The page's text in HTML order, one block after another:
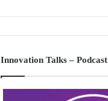
Innovation Talks – Podcast